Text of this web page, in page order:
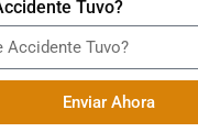
Tuvo?
Enviar Ahora